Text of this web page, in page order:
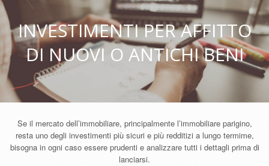
INVESTIMENTI PER AFFITTO
DI NUOVI O ANTICHI BENI
Se il mercato dell’immobiliare, principalmente l’immobiliare parigino,
resta uno degli investimenti più sicuri e più redditizi a lungo termime,
bisogna in ogni caso essere prudenti e analizzare tutti i dettagli prima di
lanciarsi.